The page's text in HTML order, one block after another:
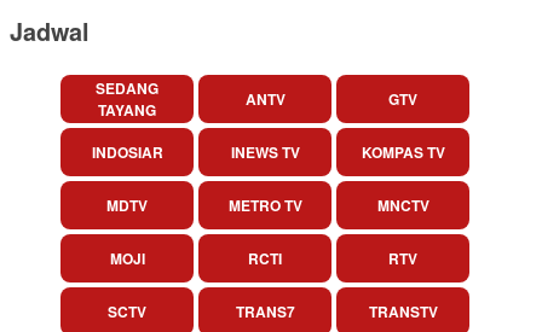
Jadwal
SEDANG
TAYANG
ANTV GTV
INDOSIAR INEWS TV KOMPAS TV
MDTV METRO TV MNCTV
MOJI RCTI RTV
SCTV TRANS7 TRANSTV